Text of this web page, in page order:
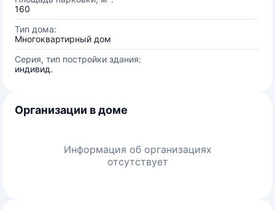
160
Тип дома:
Многоквартирный дом
Серия, тип постройки здания:
индивид.
Организации в доме
Информация об организациях
отсутствует